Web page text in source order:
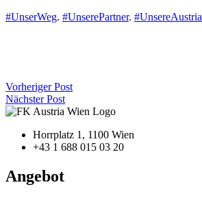
#UnserWeg. #UnserePartner. #UnsereAustria
Vorheriger Post
Nächster Post
Horrplatz 1, 1100 Wien
+43 1 688 015 03 20
Angebot